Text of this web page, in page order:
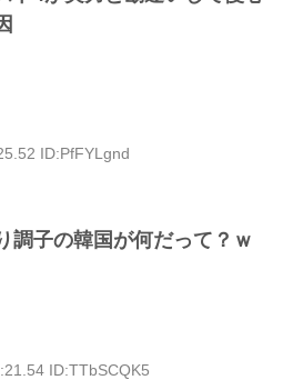
ID:PfFYLgnd
調子の韓国が何だって？ｗ
ID:TTbSCQK5